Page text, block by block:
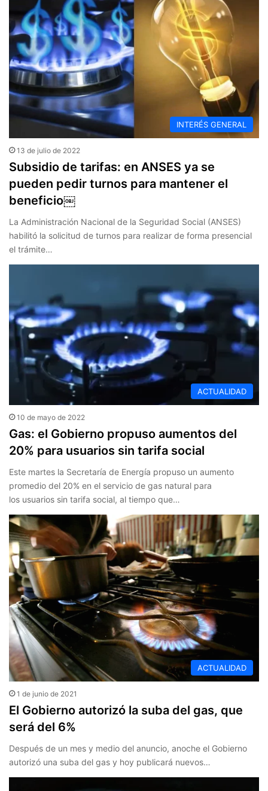
INTERÉS GENERAL
13 de julio de 2022
Subsidio de tarifas: en ANSES ya se
pueden pedir turnos para mantener el
beneficio￼
La Administración Nacional de la Seguridad Social (ANSES)
habilitó la solicitud de turnos para realizar de forma presencial
el trámite…
ACTUALIDAD
10 de mayo de 2022
Gas: el Gobierno propuso aumentos del
20% para usuarios sin tarifa social
Este martes la Secretaría de Energía propuso un aumento
promedio del 20% en el servicio de gas natural para
los usuarios sin tarifa social, al tiempo que…
ACTUALIDAD
1 de junio de 2021
El Gobierno autorizó la suba del gas, que
será del 6%
Después de un mes y medio del anuncio, anoche el Gobierno
autorizó una suba del gas y hoy publicará nuevos…